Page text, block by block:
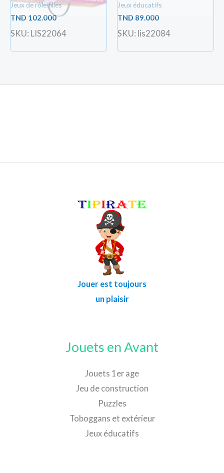
Jeux de rôle filles
TND 102.000
SKU: LIS22064
Jeux éducatifs
TND 89.000
SKU: lis22084
Jouer est toujours
un plaisir
Jouets en Avant
Jouets 1er age
Jeu de construction
Puzzles
Toboggans et extérieur
Jeux éducatifs